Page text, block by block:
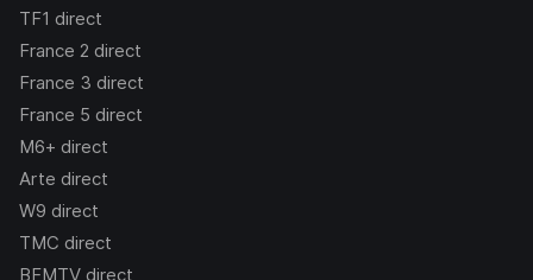
TF1 direct
France 2 direct
France 3 direct
France 5 direct
M6+ direct
Arte direct
W9 direct
TMC direct
BFMTV direct